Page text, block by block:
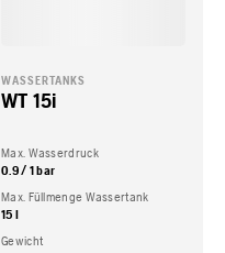
WASSERTANKS
WT 15i
Max. Wasserdruck
0.9 / 1 bar
Max. Füllmenge Wassertank
15 l
Gewicht